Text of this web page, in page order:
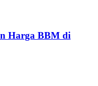
Harga BBM di